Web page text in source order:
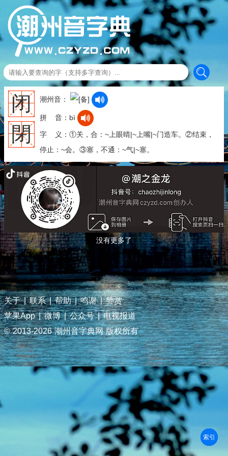
闭
閉
潮州音：
拼 音：bì
字 义：①关，合：~上眼晴|~上嘴|~门造车。②结束，
停止：~会。③塞，不通：~气|~塞。
没有更多了
关于 | 联系 | 帮助 | 鸣谢 | 赞赏
苹果App | 微博 | 公众号 | 电视报道
© 2013-2026 潮州音字典网 版权所有
部首
笔划
拼音
潮拼